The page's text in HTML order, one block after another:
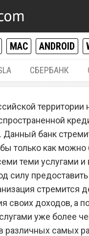
MAC ANDROID
СБЕРБАНК
ввел
все
карт
территории
Данный банк
только как
теми услугами
силу
стремится
своих доходов, а
уже более
самых